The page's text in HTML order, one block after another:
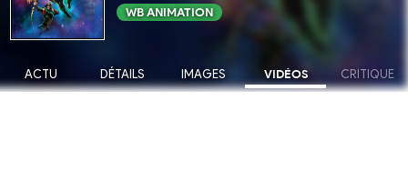
WB ANIMATION
ACTU DÉTAILS IMAGES VIDÉOS CRITIQUE